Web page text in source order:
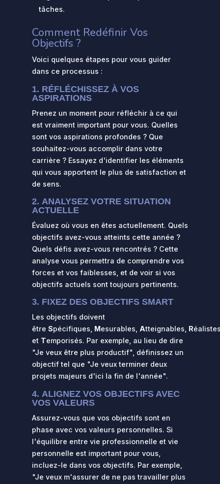
tâches.
Comment Redéfinir Vos
Objectifs ?
Voici quelques étapes pour vous guider
dans ce processus :
1. RÉFLÉCHISSEZ À VOS
ASPIRATIONS
Prenez un moment pour réfléchir à ce qui
est vraiment important pour vous. Quelles
sont vos aspirations profondes ? Que
souhaitez-vous accomplir dans votre
carrière ? Essayez d'identifier les éléments
qui vous apportent le plus de satisfaction et
de sens.
2. ANALYSEZ VOTRE SITUATION
ACTUELLE
Évaluez où vous en êtes actuellement. Quels
objectifs avez-vous atteints cette année ?
Quels défis avez-vous rencontrés ? Cette
analyse vous permettra de comprendre vos
forces et vos faiblesses, et de voir si vos
objectifs actuels sont toujours pertinents.
3. FIXEZ DES OBJECTIFS SMART
Les objectifs doivent
être Spécifiques, Mesurables, Atteignables, R
et Temporisés. Par exemple, au lieu de dire
"Je veux être plus productif", définissez un
objectif tel que "Je veux terminer deux
projets majeurs d'ici la fin de l'année".
4. ALIGNEZ VOS OBJECTIFS AVEC
VOS VALEURS
Assurez-vous que vos objectifs sont en
phase avec vos valeurs personnelles. Si
l'équilibre entre vie professionnelle et vie
personnelle est important pour vous,
incluez-le dans vos objectifs. Par exemple,
"Je veux m'assurer de ne pas travailler plus